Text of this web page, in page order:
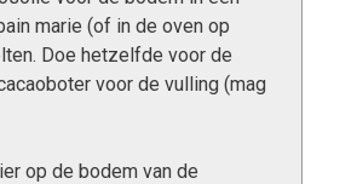
marie (of in de oven op
Doe hetzelfde voor de
voor de vulling (mag
op de bodem van de